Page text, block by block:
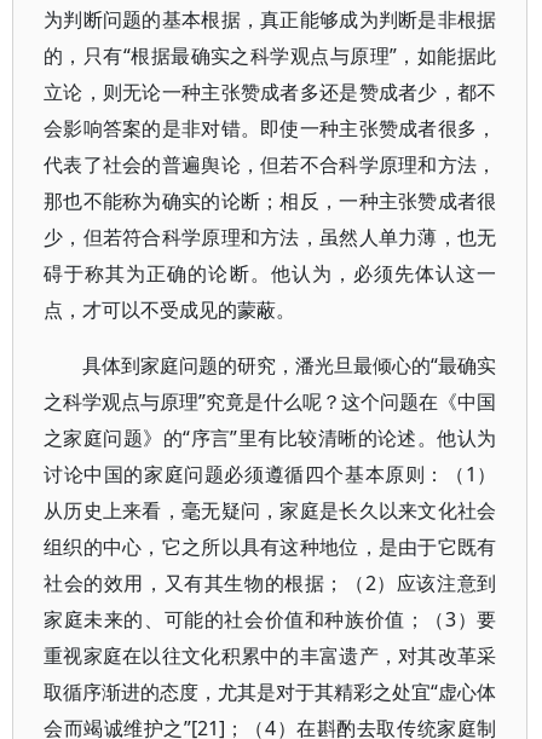
为判断问题的基本根据，真正能够成为判断是非根据
的，只有“根据最确实之科学观点与原理”，如能据此
立论，则无论一种主张赞成者多还是赞成者少，都不
会影响答案的是非对错。即使一种主张赞成者很多，
代表了社会的普遍舆论，但若不合科学原理和方法，
那也不能称为确实的论断；相反，一种主张赞成者很
少，但若符合科学原理和方法，虽然人单力薄，也无
碍于称其为正确的论断。他认为，必须先体认这一
点，才可以不受成见的蒙蔽。
具体到家庭问题的研究，潘光旦最倾心的“最确实
之科学观点与原理”究竟是什么呢？这个问题在《中国
之家庭问题》的“序言”里有比较清晰的论述。他认为
讨论中国的家庭问题必须遵循四个基本原则：（1）
从历史上来看，毫无疑问，家庭是长久以来文化社会
组织的中心，它之所以具有这种地位，是由于它既有
社会的效用，又有其生物的根据；（2）应该注意到
家庭未来的、可能的社会价值和种族价值；（3）要
重视家庭在以往文化积累中的丰富遗产，对其改革采
取循序渐进的态度，尤其是对于其精彩之处宜“虚心体
会而竭诚维护之”[21]；（4）在斟酌去取传统家庭制